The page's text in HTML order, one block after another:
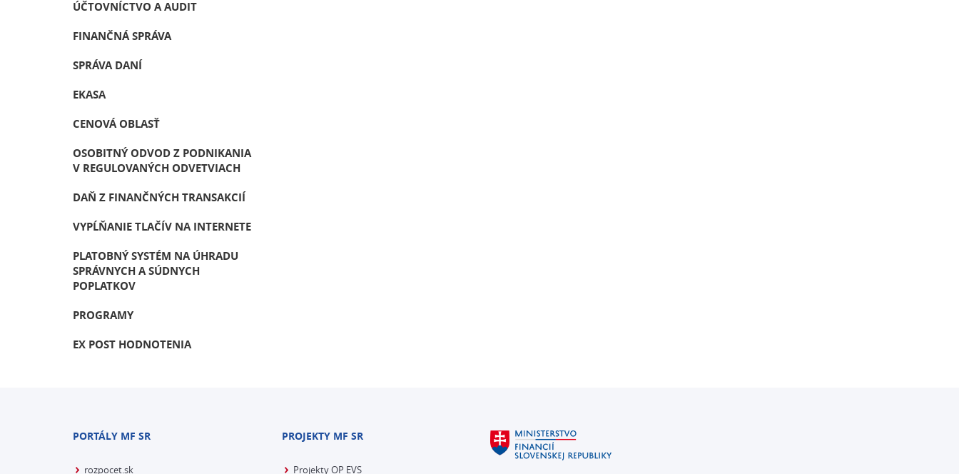
ÚČTOVNÍCTVO A AUDIT
FINANČNÁ SPRÁVA
SPRÁVA DANÍ
EKASA
CENOVÁ OBLASŤ
OSOBITNÝ ODVOD Z PODNIKANIA
V REGULOVANÝCH ODVETVIACH
DAŇ Z FINANČNÝCH TRANSAKCIÍ
VYPĹŇANIE TLAČÍV NA INTERNETE
PLATOBNÝ SYSTÉM NA ÚHRADU
SPRÁVNYCH A SÚDNYCH
POPLATKOV
PROGRAMY
EX POST HODNOTENIA
PORTÁLY MF SR
rozpocet.sk
PROJEKTY MF SR
Projekty OP EVS